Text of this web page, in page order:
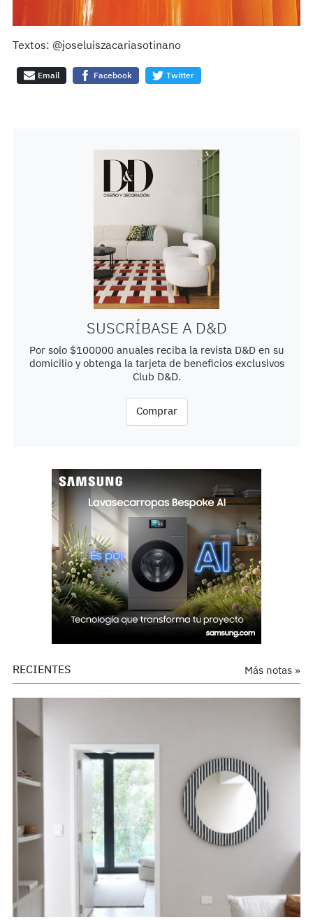
Textos: @joseluiszacariasotinano
Email Facebook Twitter
SUSCRÍBASE A D&D
Por solo $100000 anuales reciba la revista D&D en su
domicilio y obtenga la tarjeta de beneficios exclusivos
Club D&D.
Comprar
Más notas »
RECIENTES